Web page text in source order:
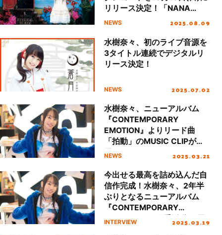
リリース決定！「NANA
MIZUKI LIVE VISION 2025-
ト開催決定！
NEWS 2025.08.09
水樹奈々、初のライブ音源を
3タイトル連続でデジタルリ
リース決定！
NEWS 2025.07.02
水樹奈々、ニューアルバム
『CONTEMPORARY
EMOTION』よりリード曲
「拍動」のMUSIC CLIPが公
開！
NEWS 2025.03.21
今出せる最高を詰め込んだ自
信作完成！水樹奈々、2年半
ぶりとなるニューアルバム
『CONTEMPORARY
EMOTION』で歌手活動25周
INTERVIEW 2025.03.19